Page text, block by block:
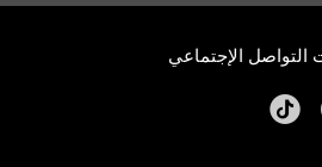
الإجتماعي
youtube